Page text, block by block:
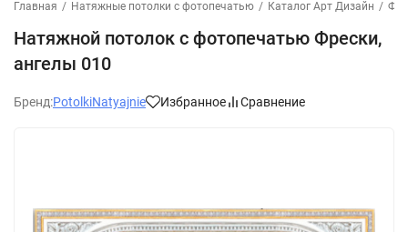
Главная / Натяжные потолки с фотопечатью / Каталог Арт Дизайн /
Натяжной потолок с фотопечатью Фрески,
ангелы 010
Бренд:PotolkiNatyajnie Избранное Сравнение